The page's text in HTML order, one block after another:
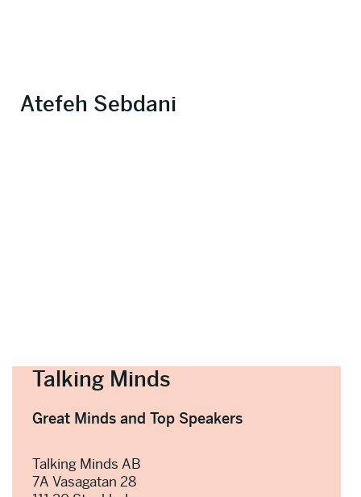
Atefeh Sebdani
Talking Minds
Great Minds and Top Speakers
Talking Minds AB
7A Vasagatan 28